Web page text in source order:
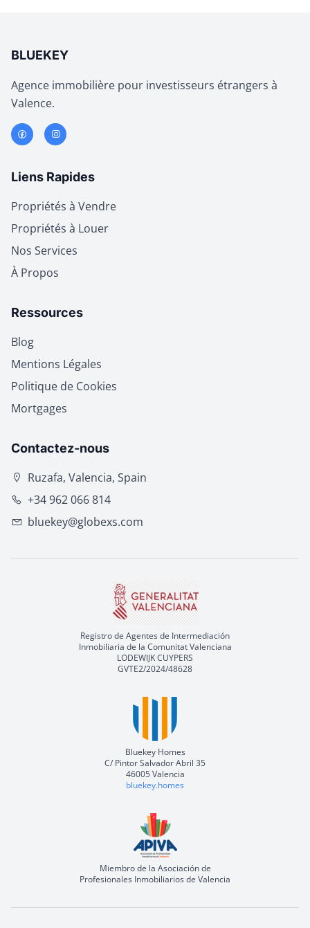
BLUEKEY
Agence immobilière pour investisseurs étrangers à
Valence.
Liens Rapides
Propriétés à Vendre
Propriétés à Louer
Nos Services
À Propos
Ressources
Blog
Mentions Légales
Politique de Cookies
Mortgages
Contactez-nous
Ruzafa, Valencia, Spain
+34 962 066 814
bluekey@globexs.com
Registro de Agentes de Intermediación
Inmobiliaria de la Comunitat Valenciana
LODEWIJK CUYPERS
GVTE2/2024/48628
Bluekey Homes
C/ Pintor Salvador Abril 35
46005 Valencia
bluekey.homes
Miembro de la Asociación de
Profesionales Inmobiliarios de Valencia